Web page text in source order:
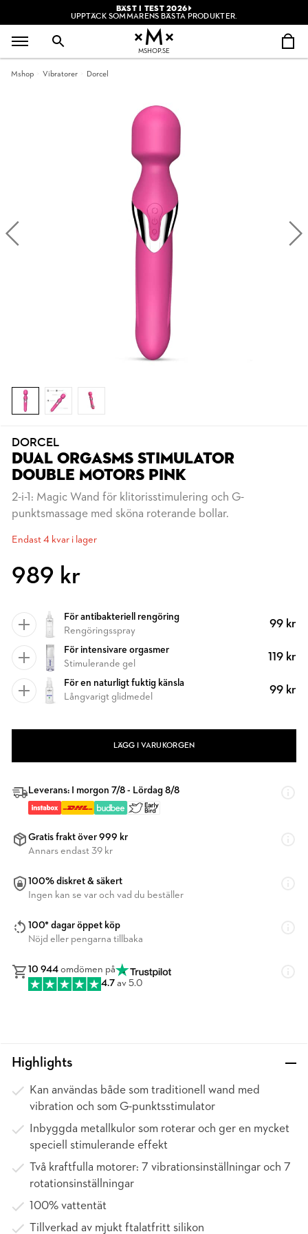
BÄST I TEST 2026
UPPTÄCK SOMMARENS BÄSTA PRODUKTER.
MSHOP.SE
Mshop Vibratorer Dorcel
DORCEL
DUAL ORGASMS STIMULATOR
DOUBLE MOTORS PINK
2-i-1: Magic Wand för klitorisstimulering och G-
punktsmassage med sköna roterande bollar.
Endast 4 kvar i lager
989 kr
För antibakteriell rengöring
Rengöringsspray
99 kr
För intensivare orgasmer
Stimulerande gel
119 kr
För en naturligt fuktig känsla
Långvarigt glidmedel
99 kr
LÄGG I VARUKORGEN
Leverans: I morgon 7/8 - Lördag 8/8
Gratis frakt över 999 kr
Annars endast 39 kr
100% diskret & säkert
Ingen kan se var och vad du beställer
100* dagar öppet köp
Nöjd eller pengarna tillbaka
10 944 omdömen på
4.7 av 5.0
Highlights
Kan användas både som traditionell wand med
vibration och som G-punktsstimulator
Inbyggda metallkulor som roterar och ger en mycket
speciell stimulerande effekt
Två kraftfulla motorer: 7 vibrationsinställningar och 7
rotationsinställningar
100% vattentät
Tillverkad av mjukt ftalatfritt silikon